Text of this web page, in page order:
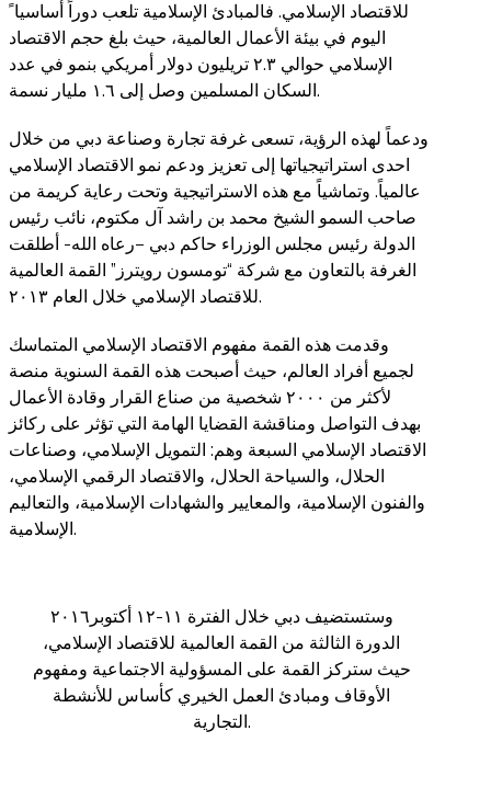
للاقتصاد الإسلامي. فالمبادئ الإسلامية تلعب دوراً أساسيا ً
اليوم في بيئة الأعمال العالمية، حيث بلغ حجم الاقتصاد
الإسلامي حوالي ٢.٣ تريليون دولار أمريكي بنمو في عدد
السكان المسلمين وصل إلى ١.٦ مليار نسمة.
ودعماً لهذه الرؤية، تسعى غرفة تجارة وصناعة دبي من خلال
احدى استراتيجياتها إلى تعزيز ودعم نمو الاقتصاد الإسلامي
عالمياً. وتماشياً مع هذه الاستراتيجية وتحت رعاية كريمة من
صاحب السمو الشيخ محمد بن راشد آل مكتوم، نائب رئيس
الدولة رئيس مجلس الوزراء حاكم دبي –رعاه الله- أطلقت
الغرفة بالتعاون مع شركة “تومسون رويترز” القمة العالمية
للاقتصاد الإسلامي خلال العام ٢٠١٣.
وقدمت هذه القمة مفهوم الاقتصاد الإسلامي المتماسك
لجميع أفراد العالم، حيث أصبحت هذه القمة السنوية منصة
لأكثر من ٢٠٠٠ شخصية من صناع القرار وقادة الأعمال
بهدف التواصل ومناقشة القضايا الهامة التي تؤثر على ركائز
الاقتصاد الإسلامي السبعة وهم: التمويل الإسلامي، وصناعات
الحلال، والسياحة الحلال، والاقتصاد الرقمي الإسلامي،
والفنون الإسلامية، والمعايير والشهادات الإسلامية، والتعاليم
الإسلامية.
وستستضيف دبي خلال الفترة ١١-١٢ أكتوبر٢٠١٦
الدورة الثالثة من القمة العالمية للاقتصاد الإسلامي،
حيث ستركز القمة على المسؤولية الاجتماعية ومفهوم
الأوقاف ومبادئ العمل الخيري كأساس للأنشطة
التجارية.